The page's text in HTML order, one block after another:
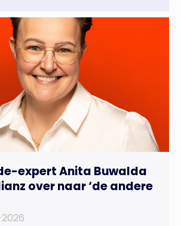
expert Anita Buwalda
over naar ‘de andere